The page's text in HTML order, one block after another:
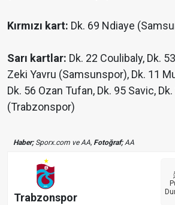
Kırmızı kart: Dk. 69 Ndiaye
Sarı kartlar: Dk. 22 Coulibaly, Dk.
Zeki Yavru (Samsunspor), Dk. 11
Dk. 56 Ozan Tufan, Dk. 95 Savic,
(Trabzonspor)
Haber;Sporx.com ve AA, Fotoğraf;AA
Trabzonspor